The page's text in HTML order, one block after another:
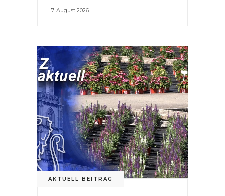
7. August 2026
AKTUELL BEITRAG